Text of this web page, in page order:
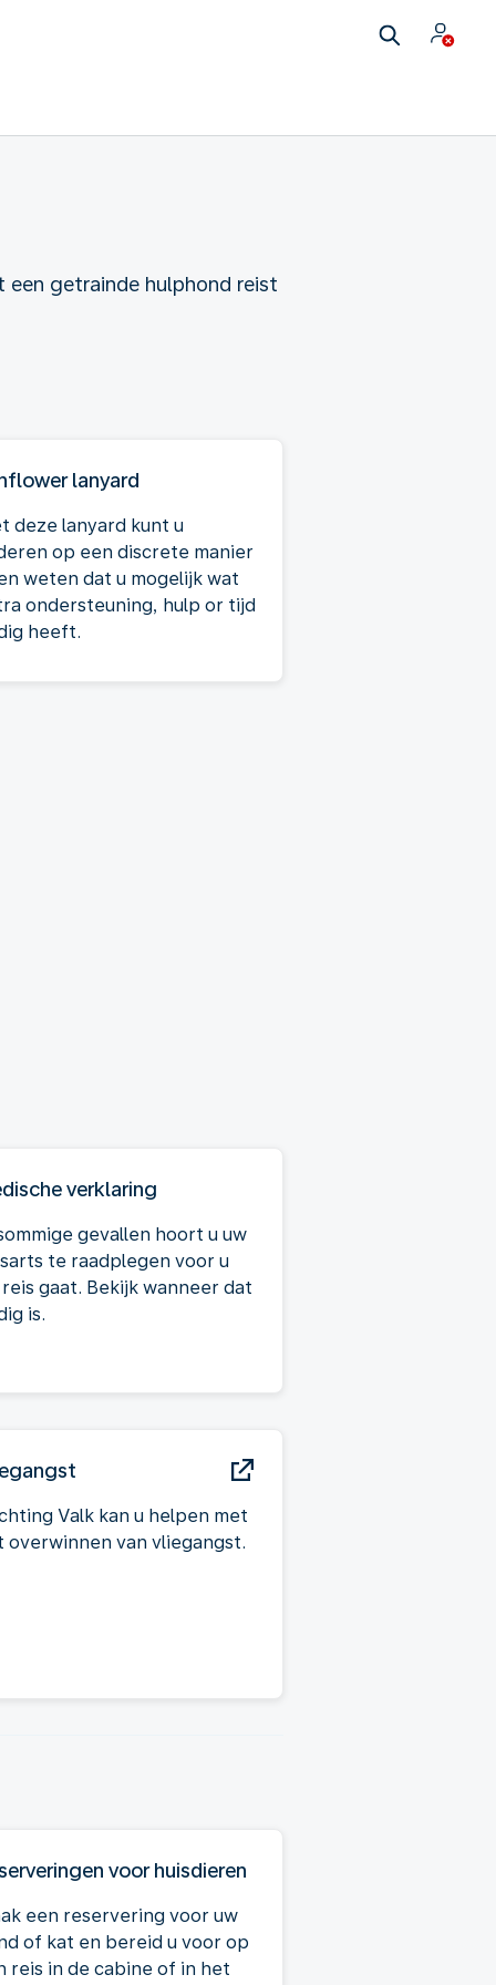
getrainde hulphond reist
lanyard
deze lanyard kunt u
op een discrete manier
weten dat u mogelijk wat
ondersteuning, hulp or tijd
heeft.
verklaring
gevallen hoort u uw
te raadplegen voor u
gaat. Bekijk wanneer dat
is.
Valk kan u helpen met
overwinnen van vliegangst.
voor huisdieren
een reservering voor uw
of kat en bereid u voor op
reis in de cabine of in het